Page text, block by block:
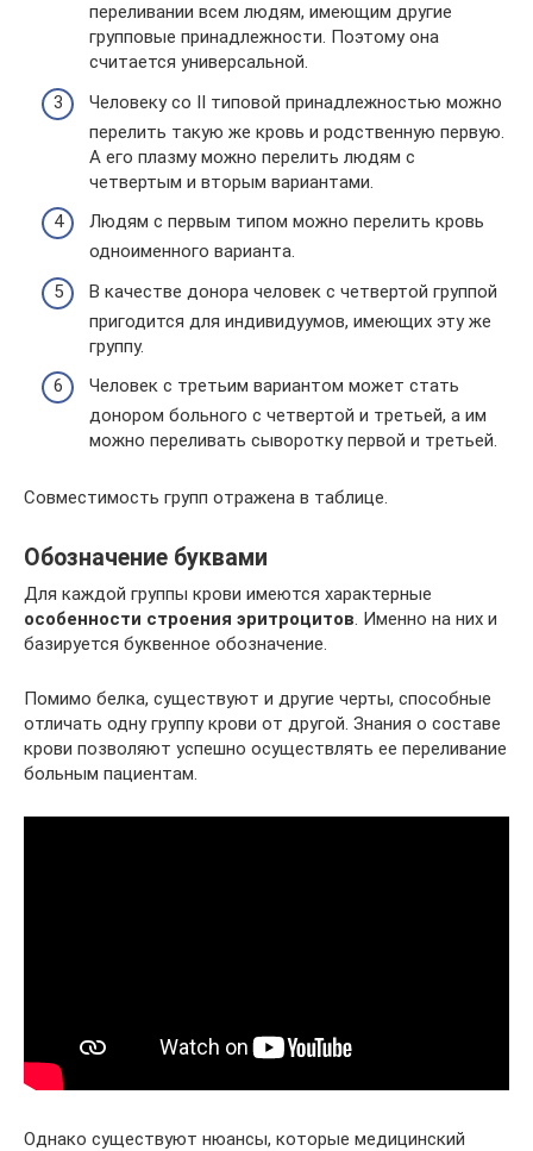
переливании всем людям, имеющим другие
групповые принадлежности. Поэтому она
считается универсальной.
Человеку со II типовой принадлежностью можно
перелить такую же кровь и родственную первую.
А его плазму можно перелить людям с
четвертым и вторым вариантами.
Людям с первым типом можно перелить кровь
одноименного варианта.
В качестве донора человек с четвертой группой
пригодится для индивидуумов, имеющих эту же
группу.
Человек с третьим вариантом может стать
донором больного с четвертой и третьей, а им
можно переливать сыворотку первой и третьей.
Совместимость групп отражена в таблице.
Обозначение буквами
Для каждой группы крови имеются характерные
особенности строения эритроцитов. Именно на них и
базируется буквенное обозначение.
Помимо белка, существуют и другие черты, способные
отличать одну группу крови от другой. Знания о составе
крови позволяют успешно осуществлять ее переливание
больным пациентам.
Однако существуют нюансы, которые медицинский